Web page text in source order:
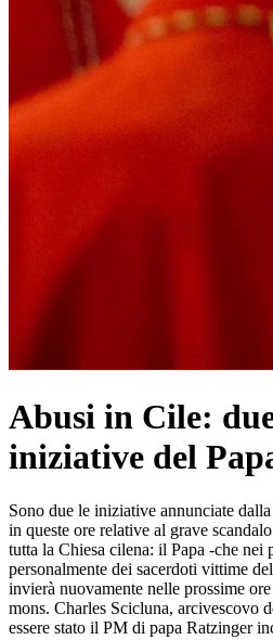
Abusi in Cile:
iniziative del
Sono due le iniziative annunciate
in queste ore relative al grave
tutta la Chiesa cilena: il Papa -che nei
personalmente dei sacerdoti vittime
invierà nuovamente nelle prossime
mons. Charles Scicluna, arcivescovo
essere stato il PM di papa Ratzinger